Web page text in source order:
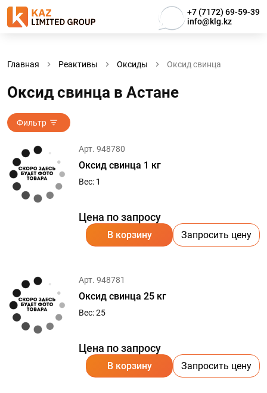
+7 (7172) 69-59-39
info@klg.kz
Главная Реактивы Оксиды Оксид свинца
Оксид свинца в Астанe
Фильтр
Арт. 948780
Оксид свинца 1 кг
Вес: 1
Цена по запросу
В корзину Запросить цену
Арт. 948781
Оксид свинца 25 кг
Вес: 25
Цена по запросу
В корзину Запросить цену